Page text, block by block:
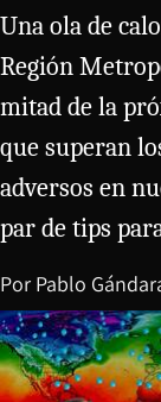
Una ola de
Región
mitad de la
que superan
adversos en
par de tips
Por Pablo